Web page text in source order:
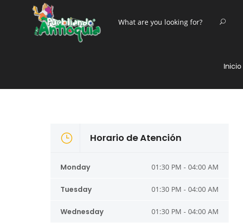
Inicio
Horario de Atención
Monday 01:30 PM - 04:00 AM
Tuesday 01:30 PM - 04:00 AM
Wednesday 01:30 PM - 04:00 AM